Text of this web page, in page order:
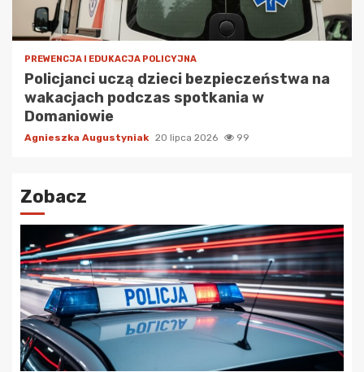
PREWENCJA I EDUKACJA POLICYJNA
Policjanci uczą dzieci bezpieczeństwa na
wakacjach podczas spotkania w
Domaniowie
Agnieszka Augustyniak 20 lipca 2026 99
Zobacz